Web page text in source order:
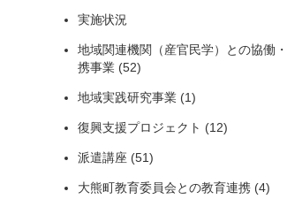
実施状況
地域関連機関（産官民学）との協働
携事業 (52)
地域実践研究事業 (1)
復興支援プロジェクト (12)
派遣講座 (51)
大熊町教育委員会との教育連携 (4)